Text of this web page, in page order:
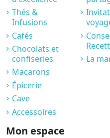
Thés &
Infusions
Cafés
Chocolats et
confiseries
Macarons
Épicerie
Cave
Accessoires
La
Mon espace